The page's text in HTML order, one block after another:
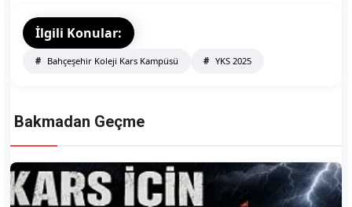
İlgili Konular:
Bahçeşehir Koleji Kars Kampüsü YKS 2025
Bakmadan Geçme